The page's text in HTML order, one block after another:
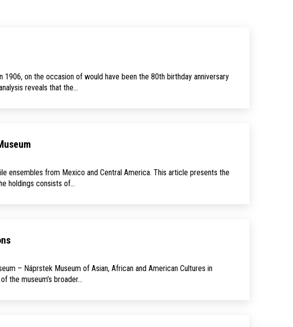
on the occasion of would have been the 80th birthday anniver­sary
reveals that the…
ensembles from Mexico and Central America. This article presents the
holdings consists of…
– Náprstek Museum of Asian, African and American Cultures in
the museum’s broader…